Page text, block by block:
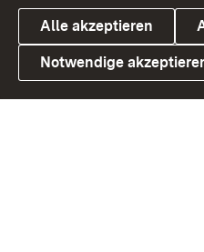
Link zum Landesportal
Alle akzeptieren
Notwendige